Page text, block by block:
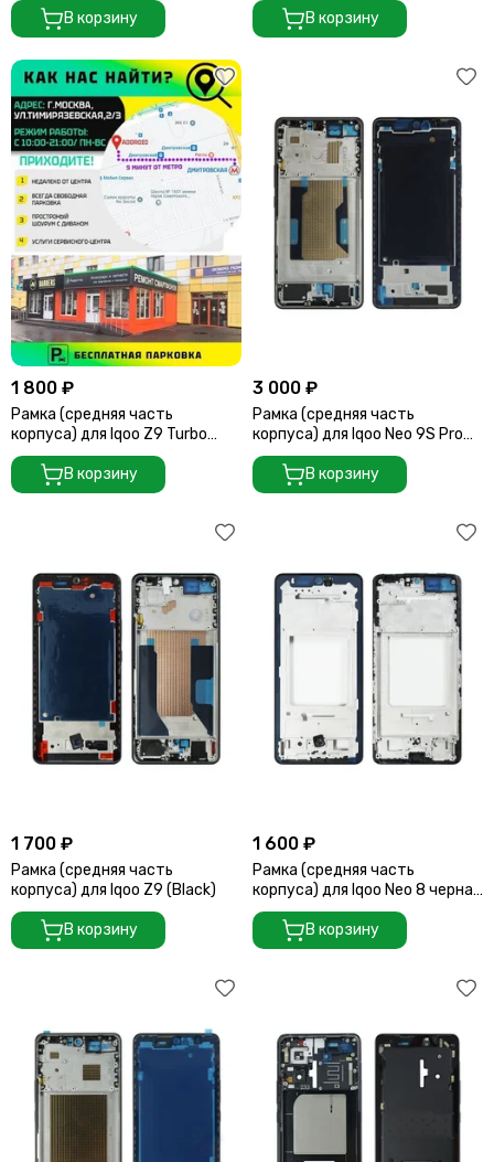
В корзину
В корзину
1 800 ₽
Рамка (средняя часть
корпуса) для Iqoo Z9 Turbo
(Green)
В корзину
3 000 ₽
Рамка (средняя часть
корпуса) для Iqoo Neo 9S Pro
Plus 5G черная (Black)
В корзину
1 700 ₽
Рамка (средняя часть
корпуса) для Iqoo Z9 (Black)
В корзину
1 600 ₽
Рамка (средняя часть
корпуса) для Iqoo Neo 8 черная
(Black)
В корзину